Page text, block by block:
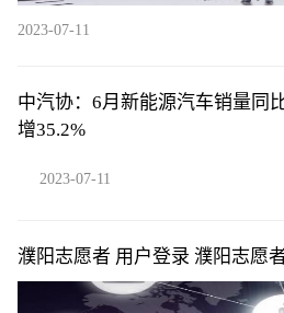
2023-07-11
中汽协：6月新能源汽车销量同
增35.2%
2023-07-11
濮阳志愿者 用户登录 濮阳志愿